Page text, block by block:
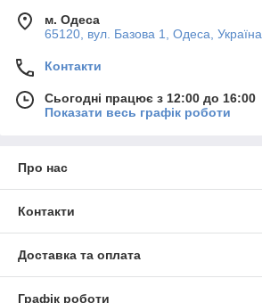
м. Одеса
65120, вул. Базова 1, Одеса, Україна
Контакти
Сьогодні працює з 12:00 до 16:00
Показати весь графік роботи
Про нас
Контакти
Доставка та оплата
Графік роботи